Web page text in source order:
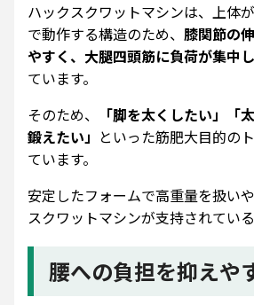
ハックスクワットマシンは、上体
で動作する構造のため、 膝関節の
やすく、大腿四頭筋に負荷が集中
ています。
そのため、
「脚を太くしたい」「
鍛えたい」 といった筋肥大目的の
ています。
安定したフォームで高重量を扱い
スクワットマシンが支持されてい
腰への負担を抑えや